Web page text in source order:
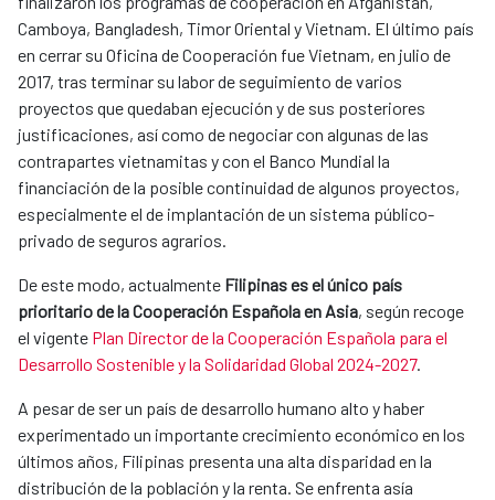
Camboya, Bangladesh, Timor Oriental y Vietnam. El último país
en cerrar su Oficina de Cooperación fue Vietnam, en julio de
2017, tras terminar su labor de seguimiento de varios
proyectos que quedaban ejecución y de sus posteriores
justificaciones, así como de negociar con algunas de las
contrapartes vietnamitas y con el Banco Mundial la
financiación de la posible continuidad de algunos proyectos,
especialmente el de implantación de un sistema público-
privado de seguros agrarios.
De este modo, actualmente Filipinas es el único país
prioritario de la Cooperación Española en Asia, según recoge
el vigente Plan Director de la Cooperación Española para el
Desarrollo Sostenible y la Solidaridad Global 2024-2027.
A pesar de ser un país de desarrollo humano alto y haber
experimentado un importante crecimiento económico en los
últimos años, Filipinas presenta una alta disparidad en la
distribución de la población y la renta. Se enfrenta asía